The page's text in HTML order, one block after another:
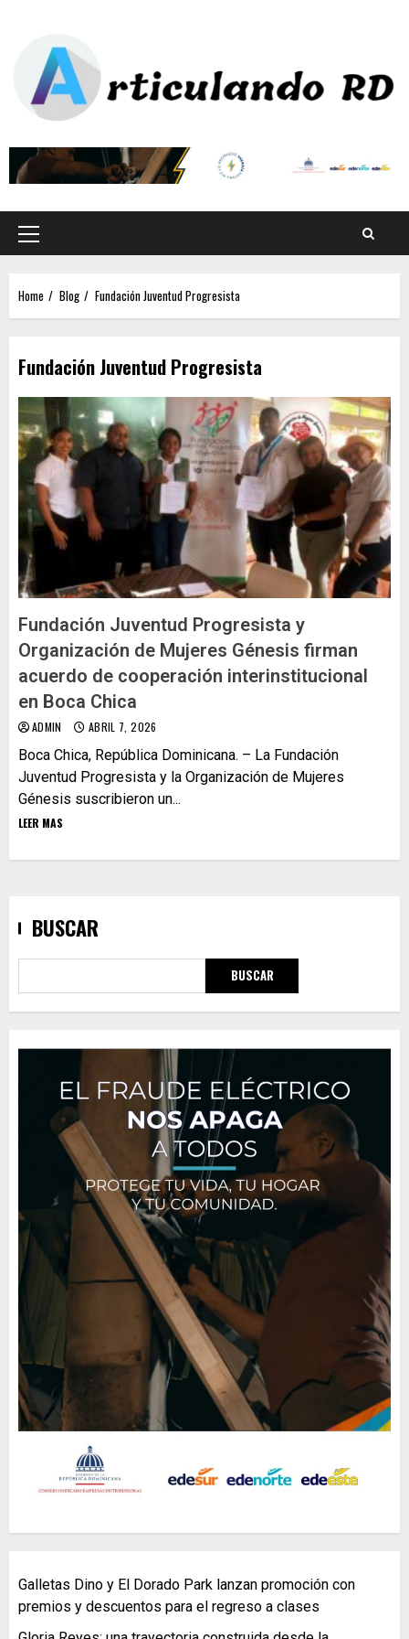
Home Blog Fundación Juventud Progresista
Fundación Juventud Progresista
Fundación Juventud Progresista y
Organización de Mujeres Génesis firman
acuerdo de cooperación interinstitucional
en Boca Chica
ADMIN ABRIL 7, 2026
Boca Chica, República Dominicana. – La Fundación
Juventud Progresista y la Organización de Mujeres
Génesis suscribieron un...
LEER MAS
BUSCAR
BUSCAR
Galletas Dino y El Dorado Park lanzan promoción con
premios y descuentos para el regreso a clases